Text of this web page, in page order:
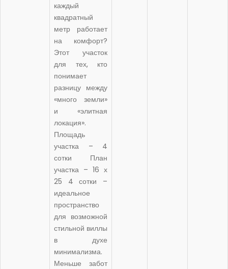
каждый
квадратный
метр работает
на комфорт?
Этот участок
для тех, кто
понимает
разницу между
«много земли»
и «элитная
локация».
Площадь
участка – 4
сотки План
участка – 16 х
25 4 сотки –
идеальное
пространство
для возможной
стильной виллы
в духе
минимализма.
Меньше забот